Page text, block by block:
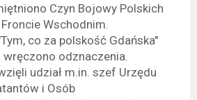
Czyn Bojowy Polskich
Wschodnim.
co za polskość Gdańska"
wręczono odznaczenia.
udział m.in. szef Urzędu
i Osób